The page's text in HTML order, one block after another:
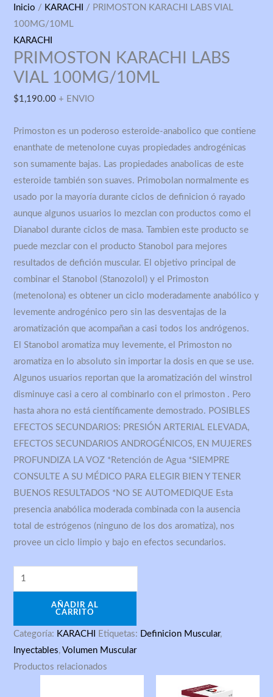
Inicio / KARACHI
/ PRIMOSTON KARACHI LABS VIAL
100MG/10ML
KARACHI
PRIMOSTON KARACHI LABS
VIAL 100MG/10ML
$1,190.00 + ENVIO
Primoston es un poderoso esteroide-anabolico que contiene
enanthate de metenolone cuyas propiedades androgénicas
son sumamente bajas. Las propiedades anabolicas de este
esteroide también son suaves. Primobolan normalmente es
usado por la mayoría durante ciclos de definicion ó rayado
aunque algunos usuarios lo mezclan con productos como el
Dianabol durante ciclos de masa. Tambien este producto se
puede mezclar con el producto Stanobol para mejores
resultados de defición muscular. El objetivo principal de
combinar el Stanobol (Stanozolol) y el Primoston
(metenolona) es obtener un ciclo moderadamente anabólico y
levemente androgénico pero sin las desventajas de la
aromatización que acompañan a casi todos los andrógenos.
El Stanobol aromatiza muy levemente, el Primoston no
aromatiza en lo absoluto sin importar la dosis en que se use.
Algunos usuarios reportan que la aromatización del winstrol
disminuye casi a cero al combinarlo con el primoston . Pero
hasta ahora no está científicamente demostrado. POSIBLES
EFECTOS SECUNDARIOS: PRESIÓN ARTERIAL ELEVADA,
EFECTOS SECUNDARIOS ANDROGÉNICOS, EN MUJERES
PROFUNDIZA LA VOZ *Retención de Agua *SIEMPRE
CONSULTE A SU MÉDICO PARA ELEGIR BIEN Y TENER
BUENOS RESULTADOS *NO SE AUTOMEDIQUE Esta
presencia anabólica moderada combinada con la ausencia
total de estrógenos (ninguno de los dos aromatiza), nos
provee un ciclo limpio y bajo en efectos secundarios.
PRIMOSTON
KARACHI
LABS
VIAL
100MG/10ML
AÑADIR AL
CARRITO
Categoría: KARACHI Etiquetas: Definicion Muscular,
Inyectables,Volumen Muscular
Productos relacionados